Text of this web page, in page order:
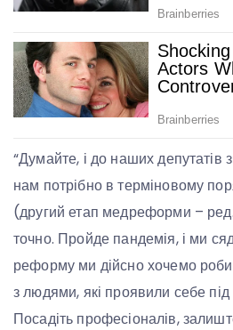
“Думайте, і до наших
нам потрібно в терміновому
(другий етап медреформи –
точно. Пройде пандемія, і ми
реформу ми дійсно хочемо
з людями, які проявили себе
Посадіть професіоналів,